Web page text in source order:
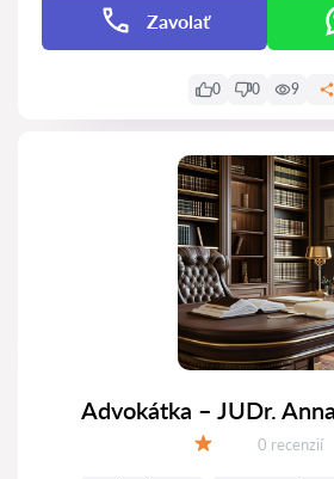
Zavolať
0 0 9
Advokátka – JUDr.
Recenzií:
0 recenzií